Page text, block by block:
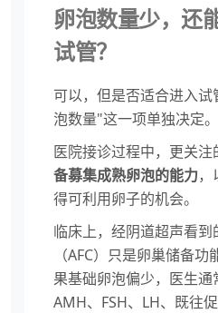
卵泡数量少，还
试管？
可以，但是否适合进入
泡数量"这一项单独决定。
医院接诊过程中，更关注
备募集成熟卵泡的能力，
得可利用卵子的机会。
临床上，经阴道超声看到
（AFC）只是卵巢储备
果基础卵泡偏少，医生通
AMH、FSH、LH、既往